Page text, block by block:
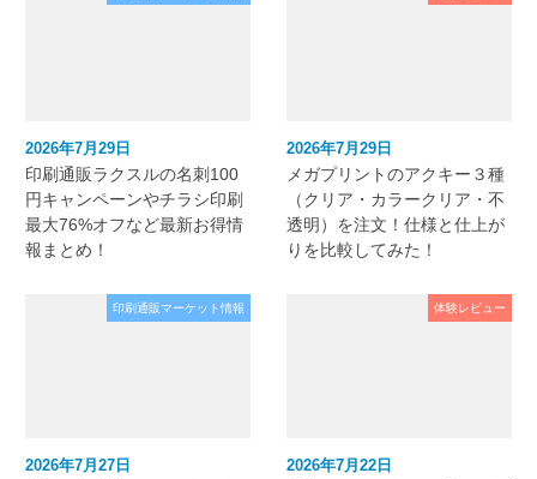
2026年7月29日
印刷通販ラクスルの名刺100
円キャンペーンやチラシ印刷
最大76%オフなど最新お得情
報まとめ！
2026年7月29日
メガプリントのアクキー３種
（クリア・カラークリア・不
透明）を注文！仕様と仕上が
りを比較してみた！
印刷通販マーケット情報
2026年7月27日
体験レビュー
2026年7月22日